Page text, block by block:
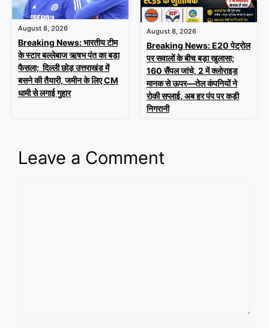
August 8, 2026
Breaking News: भारतीय टीम
के स्टार बल्लेबाज ऋषभ पंत का बड़ा
फैसला; दिल्ली छोड़ उत्तराखंड में
बसने की तैयारी, जमीन के लिए CM
धामी से लगाई गुहार
August 8, 2026
Breaking News: E20 पेट्रोल
पर सवालों के बीच बड़ा खुलासा;
160 सैंपल जांचे, 2 में क्लोराइड
मानक से ऊपर—तेल कंपनियों ने
रोकी सप्लाई, अब हर पंप पर कड़ी
निगरानी
Leave a Comment